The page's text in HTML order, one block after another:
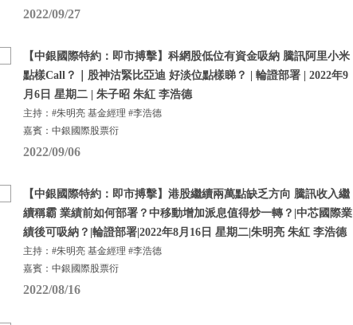
2022/09/27
【中銀國際特約：即市搏擊】科網股低位有資金吸納 騰訊阿里小米
點樣Call？｜股神沽緊比亞迪 好淡位點樣睇？ | 輪證部署 | 2022年9
月6日 星期二 | 朱子昭 朱紅 李浩德
主持：#朱明亮 基金經理 #李浩德
嘉賓：中銀國際股票衍
2022/09/06
【中銀國際特約：即市搏擊】港股繼續兩萬點缺乏方向 騰訊收入繼
續稱霸 業績前如何部署？中移動增加派息值得炒一轉？|中芯國際業
績後可吸納？|輪證部署|2022年8月16日 星期二|朱明亮 朱紅 李浩德
主持：#朱明亮 基金經理 #李浩德
嘉賓：中銀國際股票衍
2022/08/16